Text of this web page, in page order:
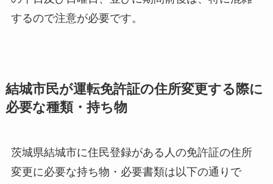
するので注意が必要です。
結城市民が運転免許証の住所変更する際に
必要な種類・持ち物
茨城県結城市に住民登録がある人の免許証の住所
変更に必要な持ち物・必要書類は以下の通りで